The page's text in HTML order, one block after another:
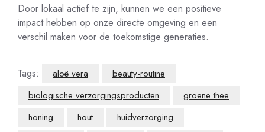
Door lokaal actief te zijn, kunnen we een positieve
impact hebben op onze directe omgeving en een
verschil maken voor de toekomstige generaties.
Tags: aloë vera
beauty-routine
biologische verzorgingsproducten
groene thee
honing
hout
huidverzorging